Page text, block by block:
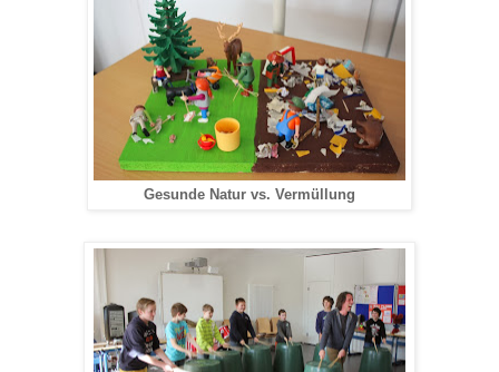
Gesunde Natur vs. Vermüllung